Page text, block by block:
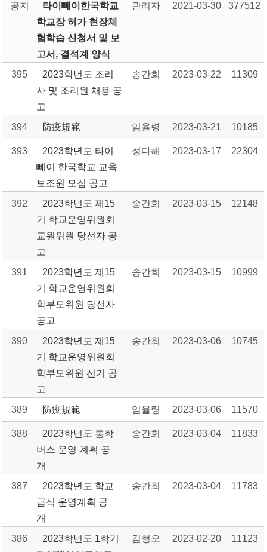
공지
타이뻬이한국학교
학교장 허가 현장체
험학습 신청서 및 보
고서, 결석계 양식
관리자 2021-03-30 377512
395
2023학년도 조리
사 및 조리원 채용 공
고
송간희 2023-03-22 11309
394 防疫規範 임율령 2023-03-21 10185
393
2023학년도 타이
뻬이 한국학교 교육
보조원 모집 공고
정다해 2023-03-17 22304
392
2023학년도 제15
기 학교운영위원회
교원위원 당선자 공
고
송간희 2023-03-15 12148
391
2023학년도 제15
기 학교운영위원회
학부모위원 당선자
공고
송간희 2023-03-15 10999
390
2023학년도 제15
기 학교운영위원회
학부모위원 선거 공
고
송간희 2023-03-06 10745
389 防疫規範 임율령 2023-03-06 11570
388
2023학년도 통학
버스 운영 계획 공
개
송간희 2023-03-04 11833
387
2023학년도 학교
급식 운영계획 공
개
송간희 2023-03-04 11783
386
2023학년도 1학기
김형오 2023-02-20 11123